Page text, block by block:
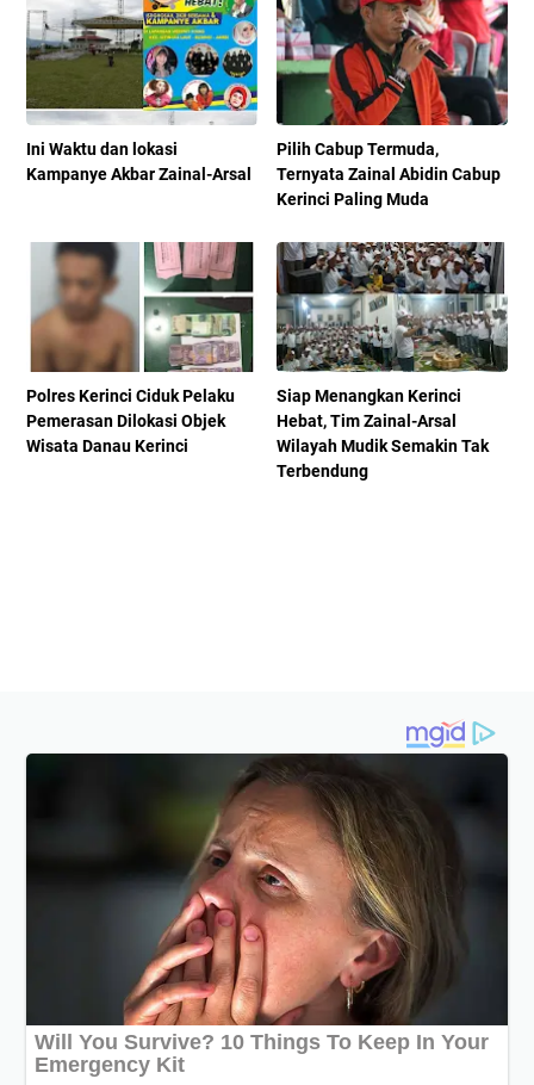
Ini Waktu dan lokasi
Kampanye Akbar Zainal-Arsal
Pilih Cabup Termuda,
Ternyata Zainal Abidin Cabup
Kerinci Paling Muda
Polres Kerinci Ciduk Pelaku
Pemerasan Dilokasi Objek
Wisata Danau Kerinci
Siap Menangkan Kerinci
Hebat, Tim Zainal-Arsal
Wilayah Mudik Semakin Tak
Terbendung